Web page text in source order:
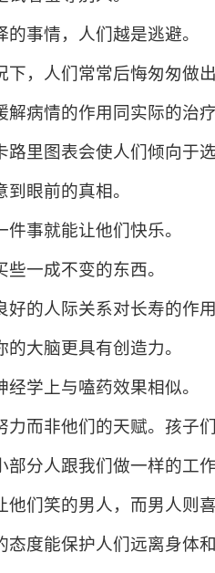
的事情，人们越是逃避。
下，人们常常后悔匆匆做
解病情的作用同实际的治
路里图表会使人们倾向于
眼前的真相。
件事就能让他们快乐。
些一成不变的东西。
好的人际关系对长寿的作
的大脑更具有创造力。
经学上与嗑药效果相似。
力而非他们的天赋。孩子
部分人跟我们做一样的工
他们笑的男人，而男人则
态度能保护人们远离身体